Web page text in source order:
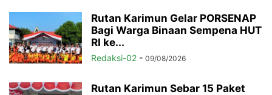
Rutan Karimun Gelar PORSENAP
Bagi Warga Binaan Sempena HUT
RI ke...
Redaksi-02 - 09/08/2026
Rutan Karimun Sebar 15 Paket